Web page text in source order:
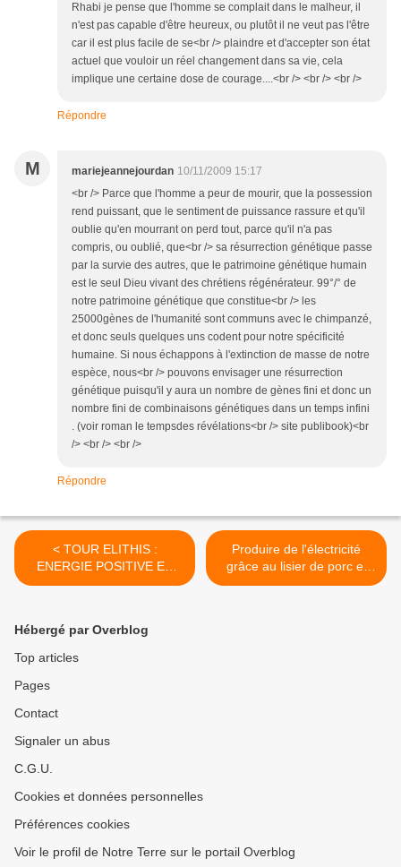
Rhabi je pense que l'homme se complait dans le malheur, il
n'est pas capable d'être heureux, ou plutôt il ne veut pas l'être
car il est plus facile de se<br /> plaindre et d'accepter son état
actuel que vouloir un réel changement dans sa vie, cela
implique une certaine dose de courage....<br /> <br /> <br />
Répondre
M mariejeannejourdan 10/11/2009 15:17
<br /> Parce que l'homme a peur de mourir, que la possession
rend puissant, que le sentiment de puissance rassure et qu'il
oublie qu'en mourrant on perd tout, parce qu'il n'a pas
compris, ou oublié, que<br /> sa résurrection génétique passe
par la survie des autres, que le patrimoine génétique humain
est le seul Dieu vivant des chrétiens régénérateur. 99°/° de
notre patrimoine génétique que constitue<br /> les
25000gènes de l'humanité sont communs avec le chimpanzé,
et donc seuls quelques uns codent pour notre spécificité
humaine. Si nous échappons à l'extinction de masse de notre
espèce, nous<br /> pouvons envisager une résurrection
génétique puisqu'il y aura un nombre de gènes fini et donc un
nombre fini de combinaisons génétiques dans un temps infini
. (voir roman le tempsdes révélations<br /> site publibook)<br
/> <br /> <br />
Répondre
< TOUR ELITHIS :
ENERGIE POSITIVE ET
INNOVATIONS MULTIPLES
Produire de l'électricité
grâce au lisier de porc et
aux algues vertes >
Hébergé par Overblog
Top articles
Pages
Contact
Signaler un abus
C.G.U.
Cookies et données personnelles
Préférences cookies
Voir le profil de Notre Terre sur le portail Overblog